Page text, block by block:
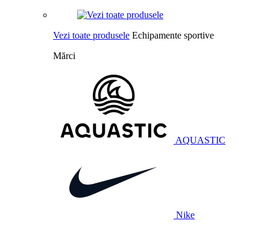
Vezi toate produsele Echipamente sportive
Mărci
AQUASTIC
Nike